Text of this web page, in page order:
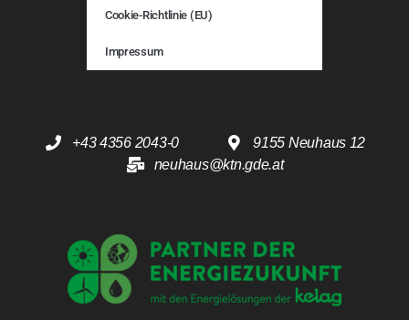
Cookie-Richtlinie (EU)
Impressum
+43 4356 2043-0
9155 Neuhaus 12
neuhaus@ktn.gde.at